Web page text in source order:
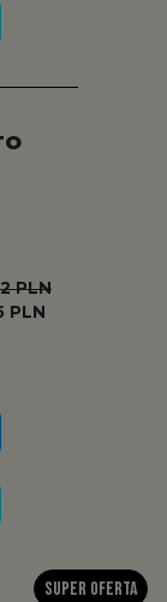
PLN
PLN
Super oferta